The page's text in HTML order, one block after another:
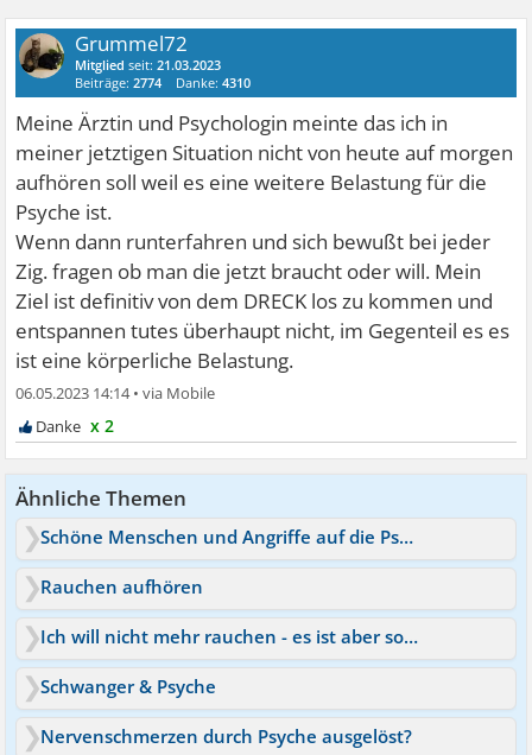
Grummel72
Mitglied seit:21.03.2023
Beiträge:2774 Danke:4310
Meine Ärztin und Psychologin meinte das ich in
meiner jetztigen Situation nicht von heute auf morgen
aufhören soll weil es eine weitere Belastung für die
Psyche ist.
Wenn dann runterfahren und sich bewußt bei jeder
Zig. fragen ob man die jetzt braucht oder will. Mein
Ziel ist definitiv von dem DRECK los zu kommen und
entspannen tutes überhaupt nicht, im Gegenteil es es
ist eine körperliche Belastung.
06.05.2023 14:14•
x 2
Ähnliche Themen
Schöne Menschen und Angriffe auf die Psyche
Rauchen aufhören
Ich will nicht mehr rauchen - es ist aber so schwer
Schwanger & Psyche
Nervenschmerzen durch Psyche ausgelöst?